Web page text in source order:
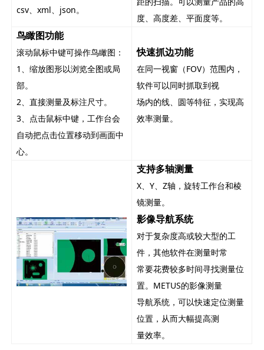
csv、xml、json。
度、高度差、平面度等。
鸟瞰图功能
滚动鼠标中键可操作鸟瞰图：
1、缩放图形以浏览全图或局
部。
2、直接测量及标注尺寸。
3、点击鼠标中键，工作台会
自动把点击位置移动到画面中
心。
快速抓边功能
在同一视窗（FOV）范围内，
软件可以同时抓取到视
场内的线、圆等特征，实现高
效率测量。
支持多轴测量
X、Y、Z轴，旋转工作台和棱
镜测量。
影像导航系统
对于复杂度高或较大型的工
件，其他软件在测量时常
常要花费较多时间寻找测量位
置。METUS的影像测量
导航系统，可以快速定位测量
位置，从而大幅提高测
量效率。